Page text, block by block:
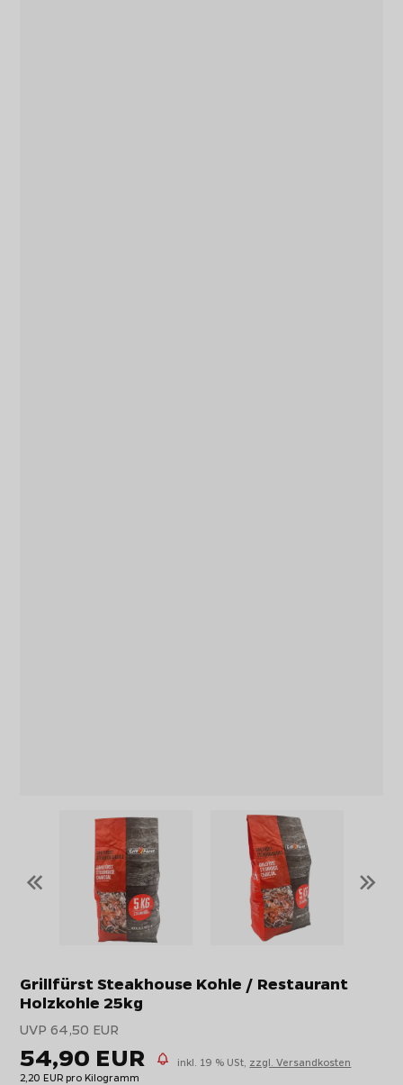
« »
Grillfürst Steakhouse Kohle / Restaurant
Holzkohle 25kg
UVP 64,50 EUR
54,90 EUR inkl. 19 % USt, zzgl. Versandkosten
2,20 EUR pro Kilogramm